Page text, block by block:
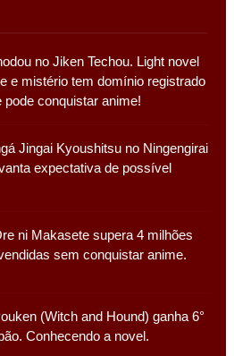
no Jiken Techou. Light novel
e mistério tem domínio registrado
pode conquistar anime!
Jingai Kyoushitsu no Ningengirai
expectativa de possível
ni Makasete supera 4 milhões
sem conquistar anime.
(Witch and Hound) ganha 6°
Conhecendo a novel.